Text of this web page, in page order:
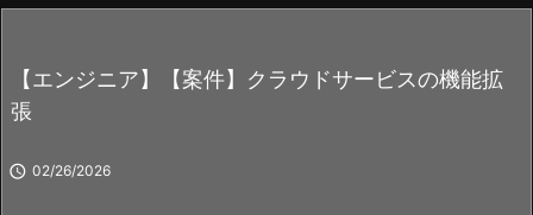
【エンジニア】【案件】クラウドサービスの機能拡
張
 02/26/2026